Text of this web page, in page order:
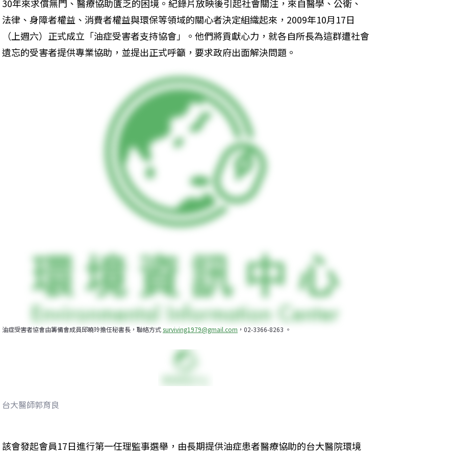
30年來求償無門、醫療協助匱乏的困境。紀錄片放映後引起社會關注，來自醫學、公衛、
法律、身障者權益、消費者權益與環保等領域的關心者決定組織起來，2009年10月17日
（上週六）正式成立「油症受害者支持協會」。他們將貢獻心力，就各自所長為這群遭社會
遺忘的受害者提供專業協助，並提出正式呼籲，要求政府出面解決問題。
油症受害者協會由籌備會成員邱曉玲擔任秘書長，聯絡方式 surviving1979@gmail.com ，02-3366-8263 。
台大醫師郭育良
該會發起會員17日進行第一任理監事選舉，由長期提供油症患者醫療協助的台大醫院環境